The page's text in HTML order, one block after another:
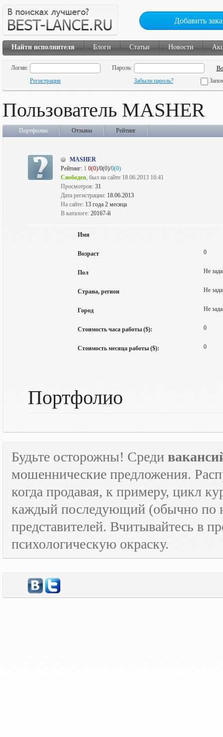
Добавить
Найти исполнителя Блоги Статьи Новости
Логин:
Пароль:
Регистрация
Забыли пароль?
Пользователь MASHER
Портфолио Отзывы Рейтинг
MASHER
Рейтинг: 1 0(0)/0(0)/0(0)
Свободен, был на сайте 18.06.2013 16:41
Просмотров: 31
Дата регистрации: 18.06.2013
На сайте: 13 года 2 месяца
В каталоге: 20167-й
Имя
Возраст 0
Пол Не
Страна, регион Не
Город Не
Стоимость часа работы ($): 0
Стоимость месяца работы ($): 0
Портфолио
Будьте осторожны! Среди
мошеннические предложения.
когда продавая, к примеру, цикл
каждый последующий (обычно по
представителей. Вчитывайтесь в
психологическую окраску.